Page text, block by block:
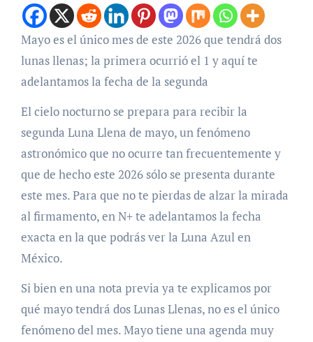
Mayo es el único mes de este 2026 que tendrá dos
lunas llenas; la primera ocurrió el 1 y aquí te
adelantamos la fecha de la segunda
El cielo nocturno se prepara para recibir la
segunda Luna Llena de mayo, un fenómeno
astronómico que no ocurre tan frecuentemente y
que de hecho este 2026 sólo se presenta durante
este mes. Para que no te pierdas de alzar la mirada
al firmamento, en N+ te adelantamos la fecha
exacta en la que podrás ver la Luna Azul en
México.
Si bien en una nota previa ya te explicamos por
qué mayo tendrá dos Lunas Llenas, no es el único
fenómeno del mes. Mayo tiene una agenda muy